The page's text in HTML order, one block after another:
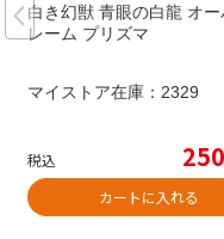
白き幻獣 青眼の白龍 オー
レーム プリズマ
マイストア在庫： 2329
税込
カートに入れる